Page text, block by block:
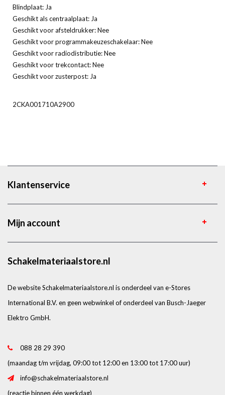
Blindplaat: Ja
Geschikt als centraalplaat: Ja
Geschikt voor afsteldrukker: Nee
Geschikt voor programmakeuzeschakelaar: Nee
Geschikt voor radiodistributie: Nee
Geschikt voor trekcontact: Nee
Geschikt voor zusterpost: Ja
2CKA001710A2900
Klantenservice
Mijn account
Schakelmateriaalstore.nl
De website Schakelmateriaalstore.nl is onderdeel van e-Stores
International B.V. en geen webwinkel of onderdeel van Busch-Jaeger
Elektro GmbH.
088 28 29 390
(maandag t/m vrijdag, 09:00 tot 12:00 en 13:00 tot 17:00 uur)
info@schakelmateriaalstore.nl
(reactie binnen één werkdag)